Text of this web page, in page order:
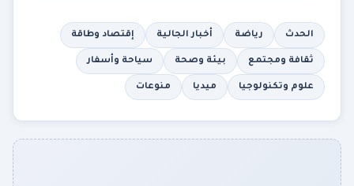
الحدث رياضة أخبار الجالية إقتصاد وطاقة
ثقافة ومجتمع بيئة وصحة سياحة وأسفار
علوم وتكنولوجيا ميديا منوعات